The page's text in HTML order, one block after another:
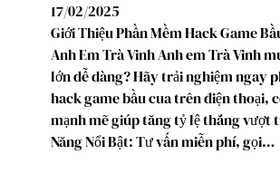
17/02/2025
Giới Thiệu Phần Mềm Hack Game
Anh Em Trà Vinh Anh em Trà Vinh
lớn dễ dàng? Hãy trải nghiệm ngay
hack game bầu cua trên điện thoại,
mạnh mẽ giúp tăng tỷ lệ thắng vượt
Năng Nổi Bật: Tư vấn miễn phí, gọi…